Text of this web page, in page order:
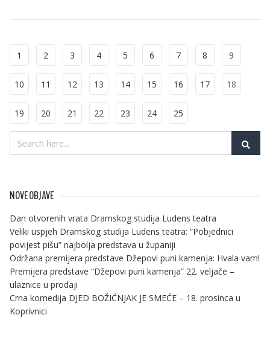
1 2 3 4 5 6 7 8 9
10 11 12 13 14 15 16 17 18
19 20 21 22 23 24 25
NOVE OBJAVE
Dan otvorenih vrata Dramskog studija Ludens teatra
Veliki uspjeh Dramskog studija Ludens teatra: “Pobjednici
povijest pišu” najbolja predstava u županiji
Održana premijera predstave Džepovi puni kamenja: Hvala vam!
Premijera predstave “Džepovi puni kamenja” 22. veljače –
ulaznice u prodaji
Crna komedija DJED BOŽIĆNJAK JE SMEĆE – 18. prosinca u
Koprivnici